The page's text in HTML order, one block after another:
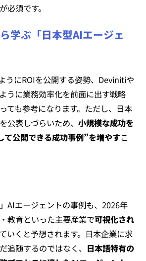
必須です。
学ぶ「日本型AIエージェ
うにROIを公開する姿勢、Devinitiや
うに業務効率化を前面に出す戦略
ても参考になります。ただし、日本
公表しづらいため、 小規模な成功を
て公開できる成功事例”を増やすこ
AIエージェントの事例も、2026年
教育といった主要産業で可視化され
いくと予想されます。日本企業に求
追随するのではなく、 日本語特有の